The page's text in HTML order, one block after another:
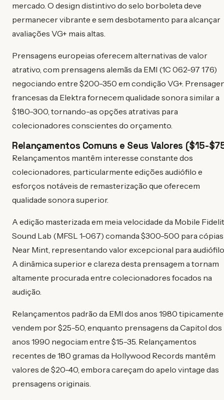
mercado. O design distintivo do selo borboleta deve
permanecer vibrante e sem desbotamento para alcançar
avaliações VG+ mais altas.
Prensagens europeias oferecem alternativas de valor
atrativo, com prensagens alemãs da EMI (1C 062-97 176)
negociando entre $200-350 em condição VG+.
francesas da Elektra fornecem qualidade sonora similar a
$180-300, tornando-as opções atrativas para
colecionadores conscientes do orçamento.
Relançamentos Comuns e Seus Valores ($15-
Relançamentos mantêm interesse constante dos
colecionadores, particularmente edições audiófilo e
esforços notáveis de remasterização que oferecem
qualidade sonora superior.
A edição masterizada em meia velocidade da Mobile
Sound Lab (MFSL 1-067) comanda $300-500 para cópias
Near Mint, representando valor excepcional para
A dinâmica superior e clareza desta prensagem a tornam
altamente procurada entre colecionadores focados na
audição.
Relançamentos padrão da EMI dos anos 1980 tipicamente
vendem por $25-50, enquanto prensagens da Capitol dos
anos 1990 negociam entre $15-35. Relançamentos
recentes de 180 gramas da Hollywood Records mantêm
valores de $20-40, embora careçam do apelo vintage das
prensagens originais.